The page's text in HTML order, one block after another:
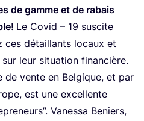
de gamme et de rabais
Le Covid – 19 sus­cite
ces détaillants locaux et
leur situa­tion finan­cière.
de vente en Bel­gique, et par
est une excel­lente
Vanes­sa Beniers,